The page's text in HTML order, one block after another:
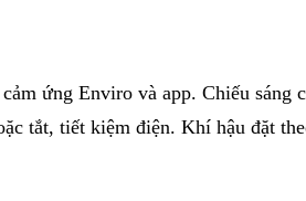
ứng Enviro và app. Chiếu
tắt, tiết kiệm điện. Khí hậu đặt